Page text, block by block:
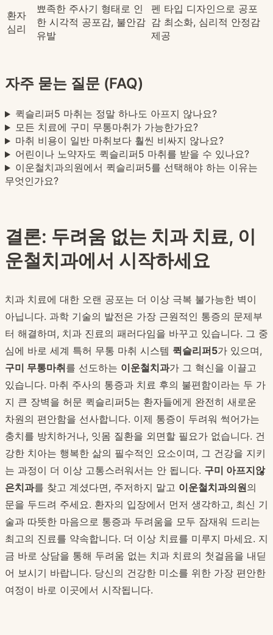
환자
심리
뾰족한 주사기 형태로 인
한 시각적 공포감, 불안감
유발
펜 타입 디자인으로 공포
감 최소화, 심리적 안정감
제공
자주 묻는 질문 (FAQ)
퀵슬리퍼5 마취는 정말 하나도 아프지 않나요?
모든 치료에 구미 무통마취가 가능한가요?
마취 비용이 일반 마취보다 훨씬 비싸지 않나요?
어린이나 노약자도 퀵슬리퍼5 마취를 받을 수 있나요?
이운철치과의원에서 퀵슬리퍼5를 선택해야 하는 이유는
무엇인가요?
결론: 두려움 없는 치과 치료, 이
운철치과에서 시작하세요
치과 치료에 대한 오랜 공포는 더 이상 극복 불가능한 벽이
아닙니다. 과학 기술의 발전은 가장 근원적인 통증의 문제부
터 해결하며, 치과 진료의 패러다임을 바꾸고 있습니다. 그 중
심에 바로 세계 특허 무통 마취 시스템 퀵슬리퍼5가 있으며,
구미 무통마취를 선도하는 이운철치과가 그 혁신을 이끌고
있습니다. 마취 주사의 통증과 치료 후의 불편함이라는 두 가
지 큰 장벽을 허문 퀵슬리퍼5는 환자들에게 완전히 새로운
차원의 편안함을 선사합니다. 이제 통증이 두려워 썩어가는
충치를 방치하거나, 잇몸 질환을 외면할 필요가 없습니다. 건
강한 치아는 행복한 삶의 필수적인 요소이며, 그 건강을 지키
는 과정이 더 이상 고통스러워서는 안 됩니다. 구미 아프지않
은치과를 찾고 계셨다면, 주저하지 말고 이운철치과의원의
문을 두드려 주세요. 환자의 입장에서 먼저 생각하고, 최신 기
술과 따뜻한 마음으로 통증과 두려움을 모두 잠재워 드리는
최고의 진료를 약속합니다. 더 이상 치료를 미루지 마세요. 지
금 바로 상담을 통해 두려움 없는 치과 치료의 첫걸음을 내딛
어 보시기 바랍니다. 당신의 건강한 미소를 위한 가장 편안한
여정이 바로 이곳에서 시작됩니다.